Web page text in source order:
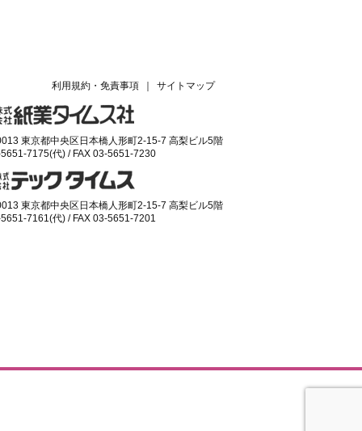
サイトマップ
利用規約・免責事項
東京都中央区日本橋人形町2-15-7 高梨ビル5階
7175(代) / FAX 03-5651-7230
東京都中央区日本橋人形町2-15-7 高梨ビル5階
7161(代) / FAX 03-5651-7201